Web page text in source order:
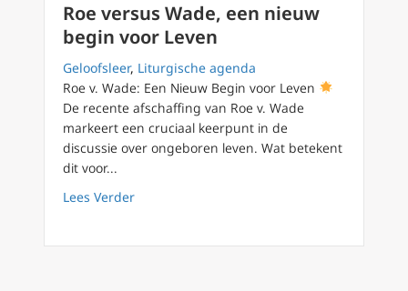
Roe versus Wade, een nieuw
begin voor Leven
Geloofsleer, Liturgische agenda
Roe v. Wade: Een Nieuw Begin voor Leven
De recente afschaffing van Roe v. Wade
markeert een cruciaal keerpunt in de
discussie over ongeboren leven. Wat betekent
dit voor...
Lees Verderabout Roe versus Wade, een nieuw begin